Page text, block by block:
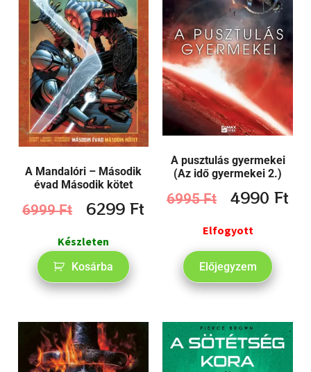
A Mandalóri – Második
évad Második kötet
6999Ft 6299 Ft
Készleten
Kosárba
A pusztulás gyermekei
(Az idő gyermekei 2.)
6995Ft 4990 Ft
Elfogyott
Előjegyzem